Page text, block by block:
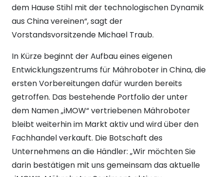
dem Hause Stihl mit der technologischen Dynamik
aus China vereinen“, sagt der
Vorstandsvorsitzende Michael Traub.
In Kürze beginnt der Aufbau eines eigenen
Entwicklungszentrums für Mähroboter in China, die
ersten Vorbereitungen dafür wurden bereits
getroffen. Das bestehende Portfolio der unter
dem Namen „iMOW“ vertriebenen Mähroboter
bleibt weiterhin im Markt aktiv und wird über den
Fachhandel verkauft. Die Botschaft des
Unternehmens an die Händler: „Wir möchten Sie
darin bestätigen mit uns gemeinsam das aktuelle